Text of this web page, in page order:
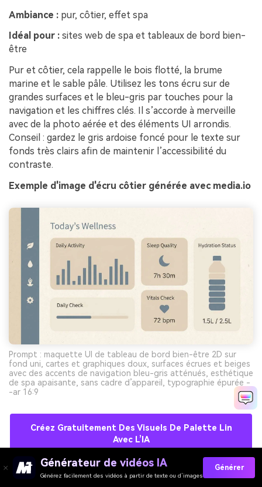
Ambiance : pur, côtier, effet spa
Idéal pour : sites web de spa et tableaux de bord bien-
être
Pur et côtier, cela rappelle le bois flotté, la brume
marine et le sable pâle. Utilisez les tons écru sur de
grandes surfaces et le bleu-gris par touches pour la
navigation et les chiffres clés. Il s’accorde à merveille
avec de la photo aérée et des éléments UI arrondis.
Conseil : gardez le gris ardoise foncé pour le texte sur
fonds très clairs afin de maintenir l’accessibilité du
contraste.
Exemple d'image d'écru côtier générée avec media.io
Prompt : maquette UI de tableau de bord bien-être 2D sur
fond uni, cartes et graphiques doux, surfaces écrues et beiges
avec des accents de navigation bleu-gris atténués, esthétique
de spa apaisante, sans cadre d’appareil, typographie épurée -
-ar 16:9
Créez Gratuitement Des Visuels De Palette Lin
Avec L’IA
Générateur de vidéos IA
Générez facilement des vidéos à partir de texte ou d’images
Générer